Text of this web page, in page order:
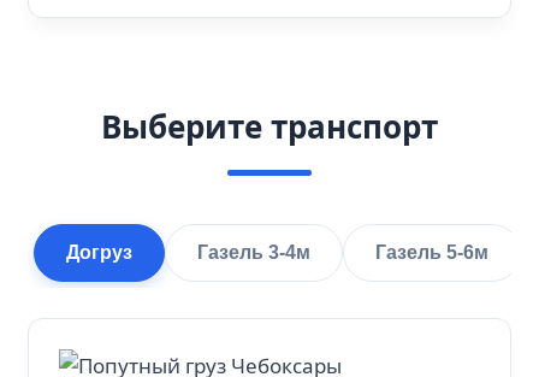
Выберите транспорт
Догруз Газель 3-4м Газель 5-6м